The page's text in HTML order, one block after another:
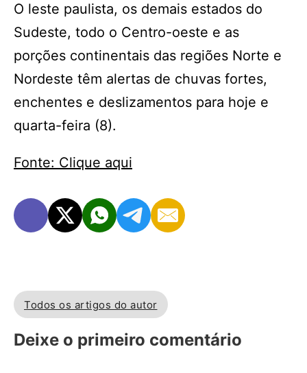
O leste paulista, os demais estados do
Sudeste, todo o Centro-oeste e as
porções continentais das regiões Norte e
Nordeste têm alertas de chuvas fortes,
enchentes e deslizamentos para hoje e
quarta-feira (8).
Fonte: Clique aqui
Todos os artigos do autor
Deixe o primeiro comentário